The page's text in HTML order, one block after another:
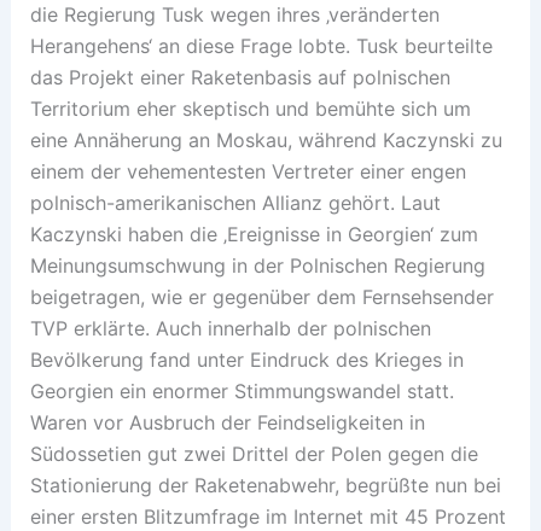
die Regierung Tusk wegen ihres ‚veränderten
Herangehens‘ an diese Frage lobte. Tusk beurteilte
das Projekt einer Raketenbasis auf polnischen
Territorium eher skeptisch und bemühte sich um
eine Annäherung an Moskau, während Kaczynski zu
einem der vehementesten Vertreter einer engen
polnisch-amerikanischen Allianz gehört. Laut
Kaczynski haben die ‚Ereignisse in Georgien‘ zum
Meinungsumschwung in der Polnischen Regierung
beigetragen, wie er gegenüber dem Fernsehsender
TVP erklärte. Auch innerhalb der polnischen
Bevölkerung fand unter Eindruck des Krieges in
Georgien ein enormer Stimmungswandel statt.
Waren vor Ausbruch der Feindseligkeiten in
Südossetien gut zwei Drittel der Polen gegen die
Stationierung der Raketenabwehr, begrüßte nun bei
einer ersten Blitzumfrage im Internet mit 45 Prozent